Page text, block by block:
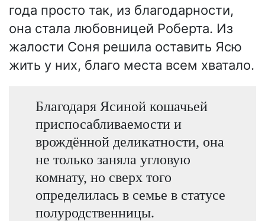
года просто так, из благодарности,
она стала любовницей Роберта. Из
жалости Соня решила оставить Ясю
жить у них, благо места всем хватало.
Благодаря Ясиной кошачьей
приспосабливаемости и
врождённой деликатности, она
не только заняла угловую
комнату, но сверх того
определилась в семье в статусе
полуродственницы.